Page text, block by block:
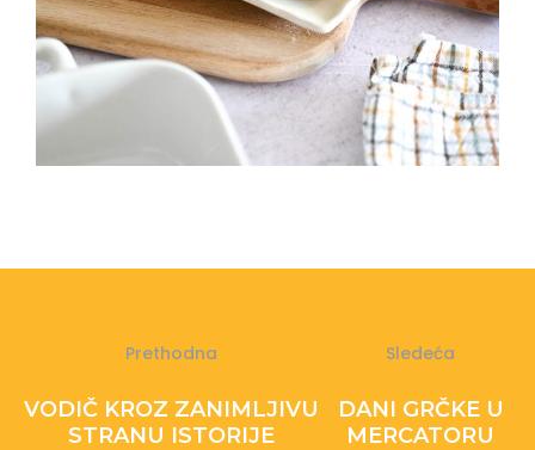
Prethodna
VODIČ KROZ ZANIMLJIVU
STRANU ISTORIJE
Sledeća
DANI GRČKE U
MERCATORU